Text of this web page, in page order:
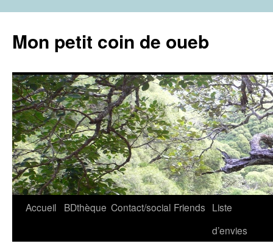
contenu
Mon petit coin de oueb
Accueil BDthèque Contact/social Friends Liste
d’envies